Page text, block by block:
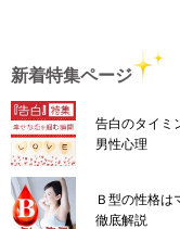
新着特集ページ
告白のタイミ
男性心理
Ｂ型の性格は
徹底解説